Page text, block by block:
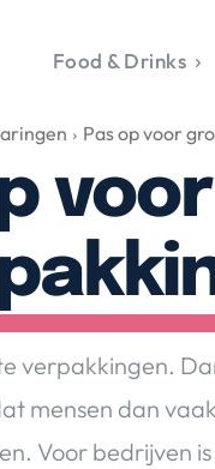
Valerie's
Food & Drinks
Happyness &
Lifestyle, Sport &
Duurzaamheid
Gadgets & Tech
Top 5 van Valerie
Health & Beauty
Huis & Tuin
Food & Drinks
Pas op voor
verpakkingen.
mensen dan
Voor bedrijven